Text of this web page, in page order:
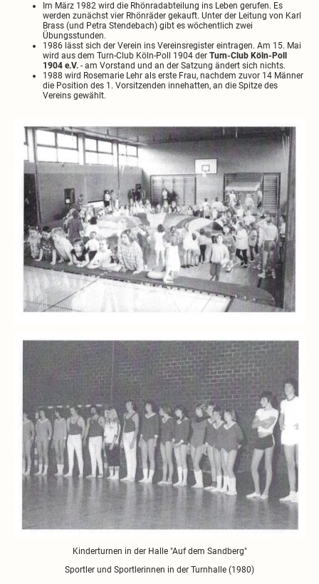
Im März 1982 wird die Rhönradabteilung ins Leben gerufen. Es
werden zunächst vier Rhönräder gekauft. Unter der Leitung von Karl
Brass (und Petra Stendebach) gibt es wöchentlich zwei
Übungsstunden.
1986 lässt sich der Verein ins Vereinsregister eintragen. Am 15. Mai
wird aus dem Turn-Club Köln-Poll 1904 der Turn-Club Köln-Poll
1904 e.V. - am Vorstand und an der Satzung ändert sich nichts.
1988 wird Rosemarie Lehr als erste Frau, nachdem zuvor 14 Männer
die Position des 1. Vorsitzenden innehatten, an die Spitze des
Vereins gewählt.
Kinderturnen in der Halle "Auf dem Sandberg"
Sportler und Sportlerinnen in der Turnhalle (1980)